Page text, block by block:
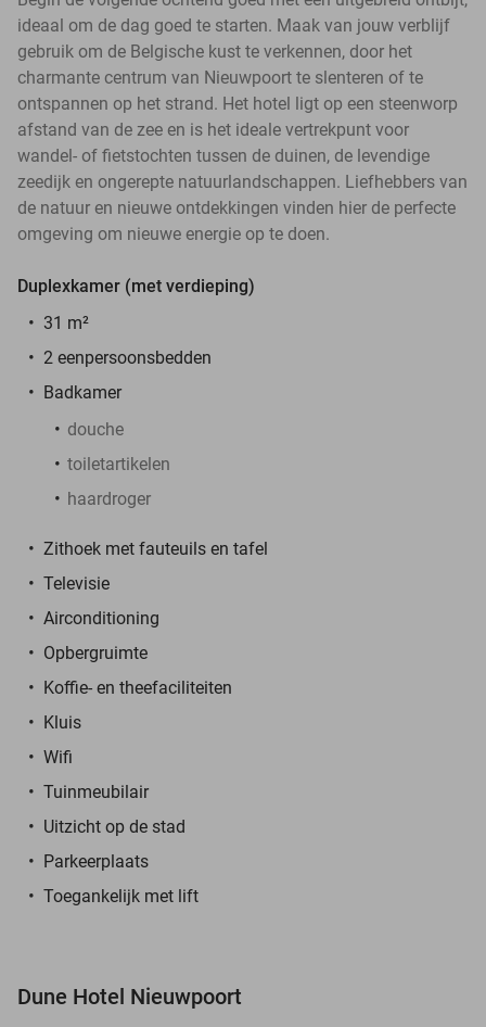
ideaal om de dag goed te starten. Maak van jouw verblijf
gebruik om de Belgische kust te verkennen, door het
charmante centrum van Nieuwpoort te slenteren of te
ontspannen op het strand. Het hotel ligt op een steenworp
afstand van de zee en is het ideale vertrekpunt voor
wandel- of fietstochten tussen de duinen, de levendige
zeedijk en ongerepte natuurlandschappen. Liefhebbers van
de natuur en nieuwe ontdekkingen vinden hier de perfecte
omgeving om nieuwe energie op te doen.
Duplexkamer (met verdieping)
31 m²
2 eenpersoonsbedden
Badkamer
douche
toiletartikelen
haardroger
Zithoek met fauteuils en tafel
Televisie
Airconditioning
Opbergruimte
Koffie- en theefaciliteiten
Kluis
Wifi
Tuinmeubilair
Uitzicht op de stad
Parkeerplaats
Toegankelijk met lift
Dune Hotel Nieuwpoort